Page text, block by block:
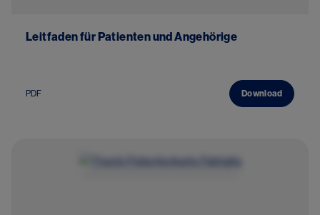
Leitfaden für Patienten und Angehörige
PDF Download